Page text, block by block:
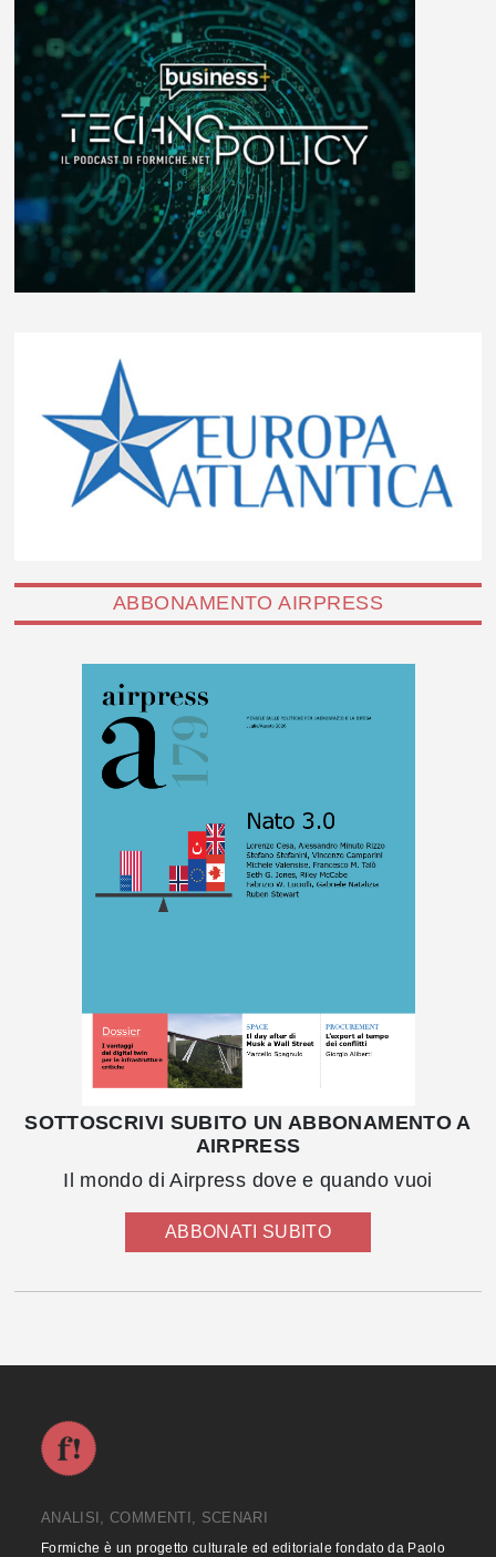
ABBONAMENTO AIRPRESS
SOTTOSCRIVI SUBITO UN ABBONAMENTO A
AIRPRESS
Il mondo di Airpress dove e quando vuoi
ABBONATI SUBITO
ANALISI, COMMENTI, SCENARI
Formiche è un progetto culturale ed editoriale fondato da Paolo